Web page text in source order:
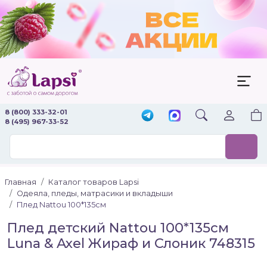
8 (800) 333-32-01
8 (495) 967-33-52
Главная
Каталог товаров Lapsi
Одеяла, пледы, матрасики и вкладыши
Плед Nattou 100*135см
Плед детский Nattou 100*135см
Luna & Axel Жираф и Слоник 748315